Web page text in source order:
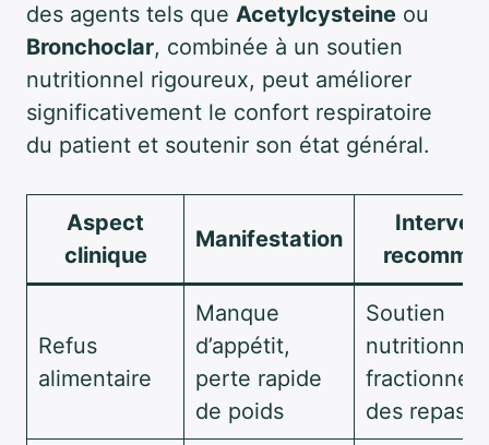
des agents tels que Acetylcysteine ou
Bronchoclar, combinée à un soutien
nutritionnel rigoureux, peut améliorer
significativement le confort respiratoire
du patient et soutenir son état général.
Aspect
clinique
Manifestation
Refus
alimentaire
Manque
d’appétit,
perte rapide
de poids
Soutien
nutritionnel,
des repas